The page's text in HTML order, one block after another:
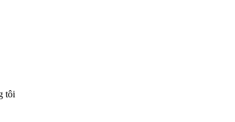
tôi